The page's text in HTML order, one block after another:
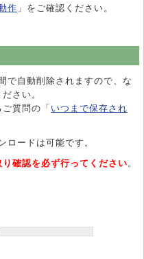
作 」をご確認ください。
で自動削除されますので、な
さい。
質問の「 いつまで保存され
ロードは可能です。
確認を必ず行ってください。